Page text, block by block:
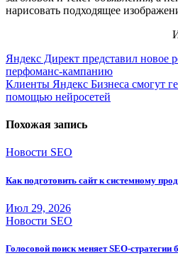
нарисовать подходящее
Навигация
по
записям
Яндекс Директ представил новое
перфоманс-кампанию
Клиенты Яндекс Бизнеса смогут
помощью нейросетей
Похожая запись
Новости SEO
Как подготовить сайт к системному
Июл 29, 2026
Новости SEO
Голосовой поиск меняет SEO-стратегии